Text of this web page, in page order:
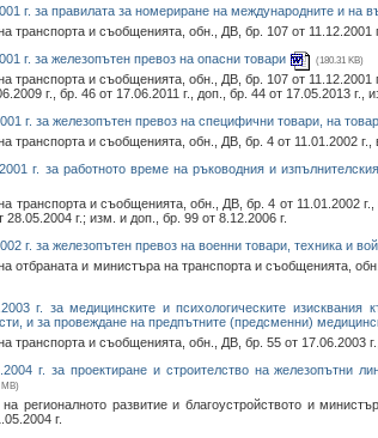
г. за правилата за номериране на международните и на
транспорта и съобщенията, обн., ДВ, бр. 107 от 11.12.2001
г. за железопътен превоз на опасни товари
(180.31 KB)
транспорта и съобщенията, обн., ДВ, бр. 107 от 11.12.2001
г., бр. 46 от 17.06.2011 г., доп., бр. 44 от 17.05.2013 г.,
г. за железопътен превоз на специфични товари, на
транспорта и съобщенията, обн., ДВ, бр. 4 от 11.01.2002 г.,
г. за работното време на ръководния и
транспорта и съобщенията, обн., ДВ, бр. 4 от 11.01.2002
28.05.2004 г.; изм. и доп., бр. 99 от 8.12.2006 г.
г. за железопътен превоз на военни товари, техника и
отбраната и министъра на транспорта и съобщенията,
г. за медицинските и психологическите
и за провеждане на предпътните (предсменни)
транспорта и съобщенията, обн., ДВ, бр. 55 от 17.06.2003
г. за проектиране и строителство на железопътни
MB)
регионалното развитие и благоустройството и
г.